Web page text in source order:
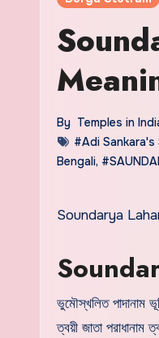
By Temples in
#Adi
Bengali,
Soundarya
ভুমৌস্খলিত পাদানাম
ত্বয়ী জাতা পরাধানাম